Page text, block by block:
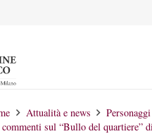
Attualità e news
commenti sul “Bullo del quartiere”